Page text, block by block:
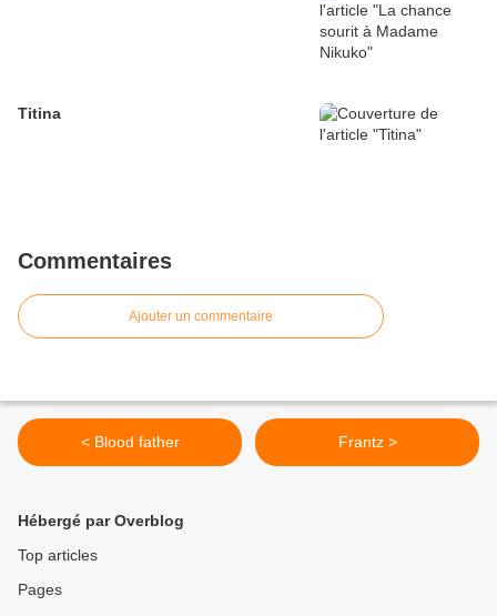
Titina
Commentaires
Ajouter un commentaire
< Blood father Frantz >
Hébergé par Overblog
Top articles
Pages